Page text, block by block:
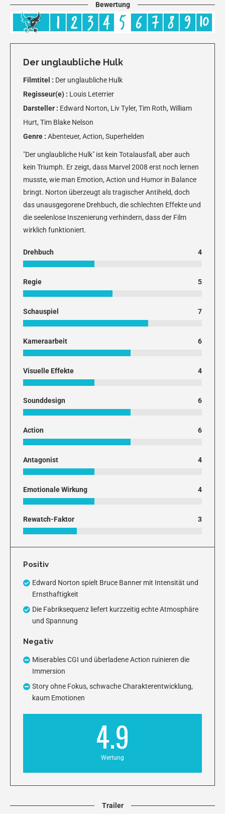
Bewertung
Der unglaubliche Hulk
Filmtitel : Der unglaubliche Hulk
Regisseur(e) : Louis Leterrier
Darsteller : Edward Norton, Liv Tyler, Tim Roth, William
Hurt, Tim Blake Nelson
Genre : Abenteuer, Action, Superhelden
"Der unglaubliche Hulk" ist kein Totalausfall, aber auch
kein Triumph. Er zeigt, dass Marvel 2008 erst noch lernen
musste, wie man Emotion, Action und Humor in Balance
bringt. Norton überzeugt als tragischer Antiheld, doch
das unausgegorene Drehbuch, die schlechten Effekte und
die seelenlose Inszenierung verhindern, dass der Film
wirklich funktioniert.
Drehbuch 4
Regie 5
Schauspiel 7
Kameraarbeit 6
Visuelle Effekte 4
Sounddesign 6
Action 6
Antagonist 4
Emotionale Wirkung 4
Rewatch-Faktor 3
Positiv
Edward Norton spielt Bruce Banner mit Intensität und
Ernsthaftigkeit
Die Fabriksequenz liefert kurzzeitig echte Atmosphäre
und Spannung
Negativ
Miserables CGI und überladene Action ruinieren die
Immersion
Story ohne Fokus, schwache Charakterentwicklung,
kaum Emotionen
4.9
Wertung
Trailer